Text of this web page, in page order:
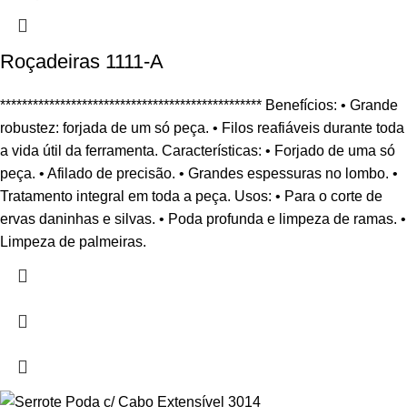
Roçadeiras 1111-A
************************************************ Benefícios: • Grande
robustez: forjada de um só peça. • Filos reafiáveis durante toda
a vida útil da ferramenta. Características: • Forjado de uma só
peça. • Afilado de precisão. • Grandes espessuras no lombo. •
Tratamento integral em toda a peça. Usos: • Para o corte de
ervas daninhas e silvas. • Poda profunda e limpeza de ramas. •
Limpeza de palmeiras.